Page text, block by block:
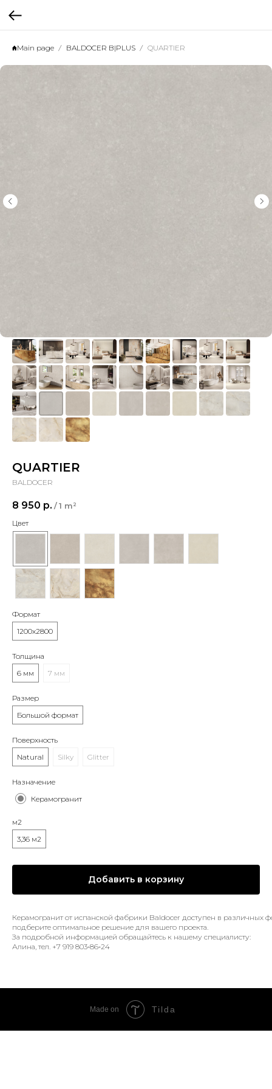
Main page BALDOCER B|PLUS QUARTIER
QUARTIER
BALDOCER
8 950 р. / 1 m²
Цвет
Формат
1200x2800
Толщина
6 мм
7 мм
Размер
Большой формат
Поверхность
Natural
Silky Glitter
Назначение
Керамогранит
м2
3,36 м2
Добавить в корзину
Керамогранит от испанской фабрики Baldocer доступен в различных
подберите оптимальное решение для вашего проекта.
За подробной информацией обращайтесь к нашему специалисту:
Алина, тел. +7 919 803‑86‑24
Made on Tilda